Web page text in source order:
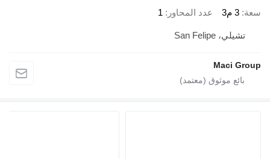
سعة 3 م3 عدد المحاور 1
تشيلي، San Felipe
Maci Group